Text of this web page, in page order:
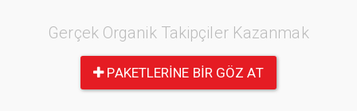
Gerçek Organik Takipçiler Kazanmak
PAKETLERINE BIR GÖZ AT